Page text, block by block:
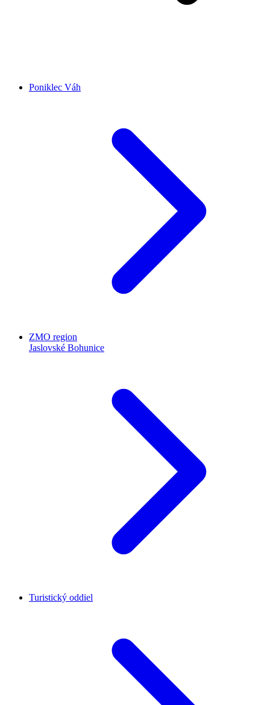
Poniklec Váh
ZMO region
Jaslovské Bohunice
Turistický oddiel